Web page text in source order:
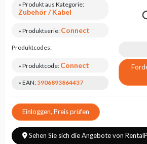
Wählen
Serie
» Produkt aus Kategorie:
Zubehör / Kabel
» Produktserie: Connect
Produktcodes:
» Produktcode: Connect
» EAN: 5906893864437
Einloggen, Preis prüfen
Sehen Sie sich die Angebote von